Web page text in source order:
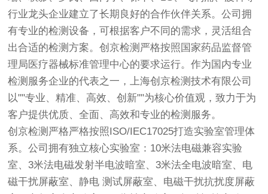
行业龙头企业建立了长期良好的合作伙伴关系。公司拥
有专业的检测设备，可根据客户不同的需求，灵活组合
出合适的检测方案。创京检测 严格按照国家药品监督管
理局医疗器械标准管理中心的要求运行。作为国内专业
检测服务企业的代表之一，上海创京检测技术有限公司
以""专业、精准、高效、创新""为核心价值观，致力于为
客户提供优质、全面、高效和专业的检测服务。
创京检测 严格严格按照ISO/IEC17025打造实验室管理体
系。公司拥有独立核心实验室：10米法电磁兼容实验
室、3米法电磁发射半电波暗室、3米法全电波暗室、电
磁干扰屏蔽室、静电 测试屏蔽室、电磁干扰抗扰度屏蔽